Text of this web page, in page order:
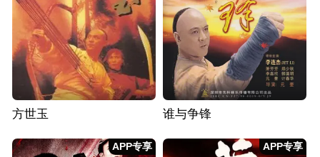
方世玉 谁与争锋
APP专享 APP专享